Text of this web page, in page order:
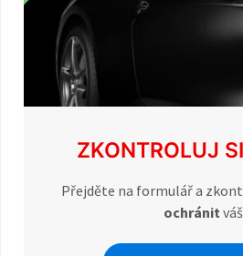
ZKONTROLUJ
Přejděte na formulář a
ochránit